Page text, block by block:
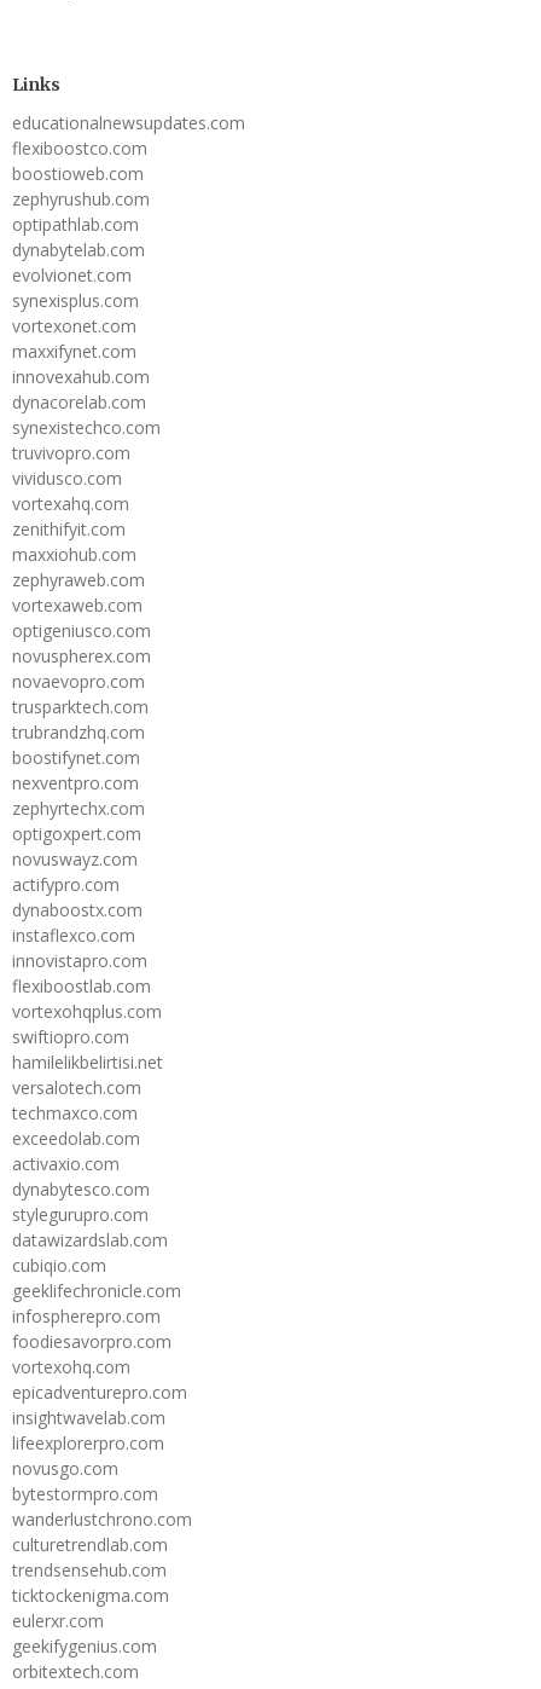
Links
educationalnewsupdates.com
flexiboostco.com
boostioweb.com
zephyrushub.com
optipathlab.com
dynabytelab.com
evolvionet.com
synexisplus.com
vortexonet.com
maxxifynet.com
innovexahub.com
dynacorelab.com
synexistechco.com
truvivopro.com
vividusco.com
vortexahq.com
zenithifyit.com
maxxiohub.com
zephyraweb.com
vortexaweb.com
optigeniusco.com
novuspherex.com
novaevopro.com
trusparktech.com
trubrandzhq.com
boostifynet.com
nexventpro.com
zephyrtechx.com
optigoxpert.com
novuswayz.com
actifypro.com
dynaboostx.com
instaflexco.com
innovistapro.com
flexiboostlab.com
vortexohqplus.com
swiftiopro.com
hamilelikbelirtisi.net
versalotech.com
techmaxco.com
exceedolab.com
activaxio.com
dynabytesco.com
stylegurupro.com
datawizardslab.com
cubiqio.com
geeklifechronicle.com
infospherepro.com
foodiesavorpro.com
vortexohq.com
epicadventurepro.com
insightwavelab.com
lifeexplorerpro.com
novusgo.com
bytestormpro.com
wanderlustchrono.com
culturetrendlab.com
trendsensehub.com
ticktockenigma.com
eulerxr.com
geekifygenius.com
orbitextech.com